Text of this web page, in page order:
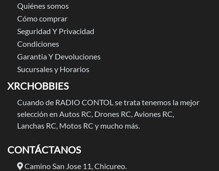
Quiénes somos
Cómo comprar
Seguridad Y Privacidad
Condiciones
Garantia Y Devoluciones
Sucursales y Horarios
XRCHOBBIES
Cuando de RADIO CONTOL se trata tenemos la mejor
selección en Autos RC, Drones RC, Aviones RC,
Lanchas RC, Motos RC y mucho más.
CONTÁCTANOS
Camino San Jose 11, Chicureo.